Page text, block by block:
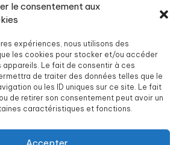
le consentement aux
expériences, nous utilisons des
les cookies pour stocker et/ou accéder
appareils. Le fait de consentir à ces
de traiter des données telles que le
ou les ID uniques sur ce site. Le fait
de retirer son consentement peut avoir un
caractéristiques et fonctions.
Accepter
est une association du Groupe SOS
sos.org
du Groupe SOS